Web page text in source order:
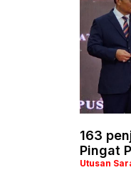
163
Pingat
Utusan